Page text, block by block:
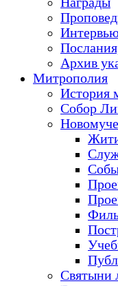
Архив
Митрополия
История
Собор
Святыни